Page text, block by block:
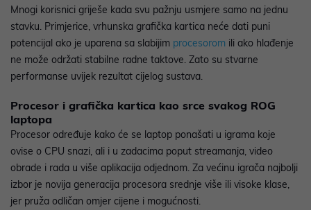
Mnogi korisnici griješe kada svu pažnju usmjere samo na jednu
stavku. Primjerice, vrhunska grafička kartica neće dati puni
potencijal ako je uparena sa slabijim procesorom ili ako hlađenje
ne može održati stabilne radne taktove. Zato su stvarne
performanse uvijek rezultat cijelog sustava.
Procesor i grafička kartica kao srce svakog ROG
laptopa
Procesor određuje kako će se laptop ponašati u igrama koje
ovise o CPU snazi, ali i u zadacima poput streamanja, video
obrade i rada u više aplikacija odjednom. Za većinu igrača najbolji
izbor je novija generacija procesora srednje više ili visoke klase,
jer pruža odličan omjer cijene i mogućnosti.